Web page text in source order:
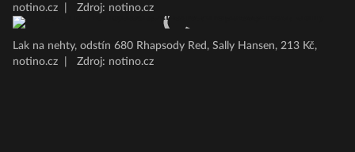
notino.cz
Zdroj: notino.cz
Lak na nehty, odstín 680 Rhapsody Red, Sally Hansen, 213 Kč,
notino.cz
Zdroj: notino.cz